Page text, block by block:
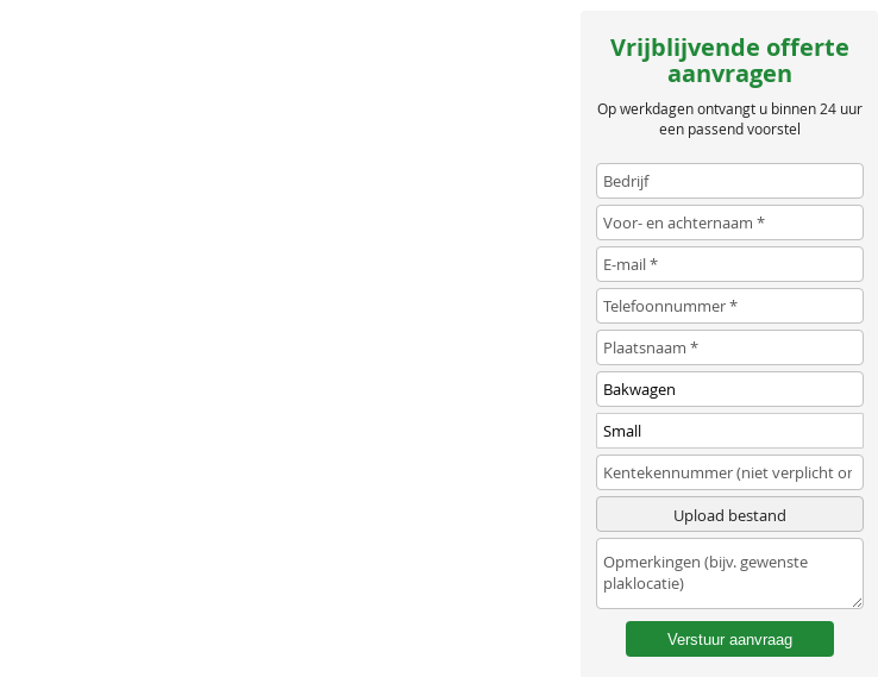
Vrijblijvende offerte
aanvragen
Op werkdagen ontvangt u binnen 24 uur
een passend voorstel
Upload bestand